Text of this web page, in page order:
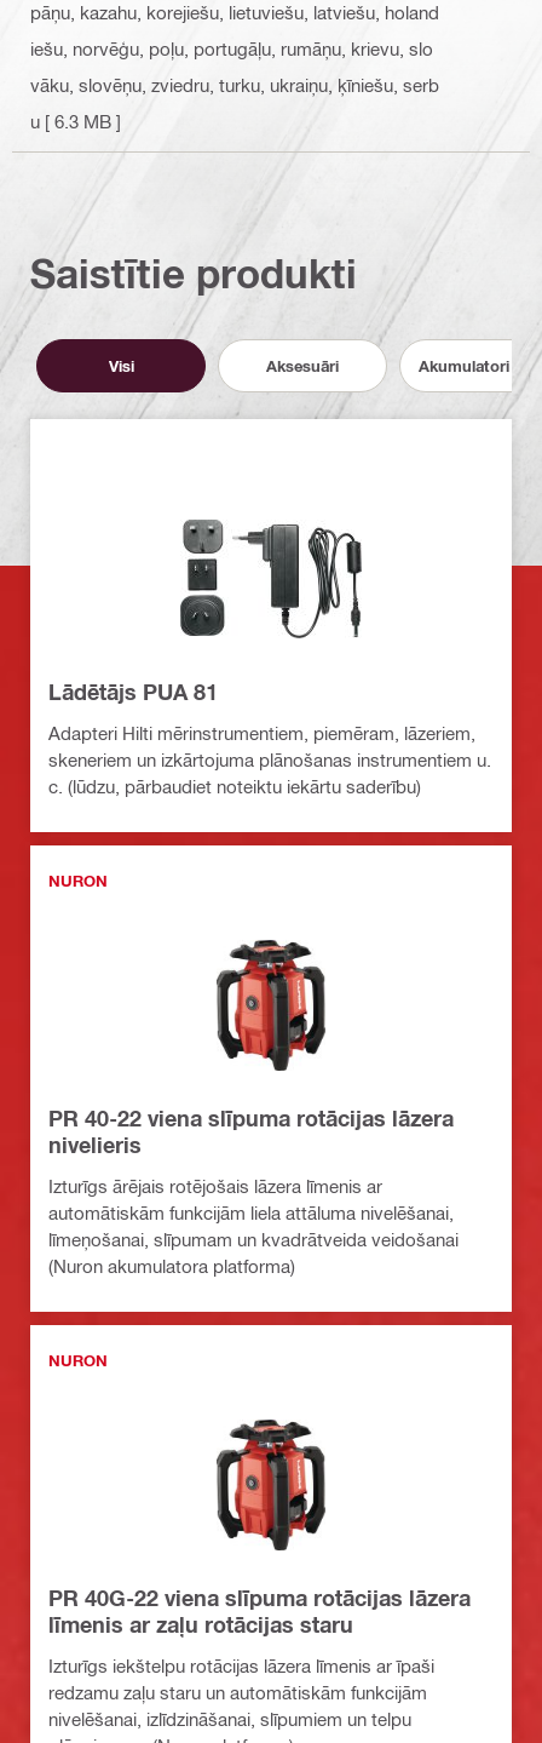
pāņu, kazahu, korejiešu, lietuviešu, latviešu, holand
iešu, norvēģu, poļu, portugāļu, rumāņu, krievu, slo
vāku, slovēņu, zviedru, turku, ukraiņu, ķīniešu, serb
u [ 6.3 MB ]
Saistītie produkti
Visi Aksesuāri Akumulatori un
Lādētājs PUA 81
Adapteri Hilti mērinstrumentiem, piemēram, lāzeriem,
skeneriem un izkārtojuma plānošanas instrumentiem u.
c. (lūdzu, pārbaudiet noteiktu iekārtu saderību)
NURON
PR 40-22 viena slīpuma rotācijas lāzera
nivelieris
Izturīgs ārējais rotējošais lāzera līmenis ar
automātiskām funkcijām liela attāluma nivelēšanai,
līmeņošanai, slīpumam un kvadrātveida veidošanai
(Nuron akumulatora platforma)
NURON
PR 40G-22 viena slīpuma rotācijas lāzera
līmenis ar zaļu rotācijas staru
Izturīgs iekštelpu rotācijas lāzera līmenis ar īpaši
redzamu zaļu staru un automātiskām funkcijām
nivelēšanai, izlīdzināšanai, slīpumiem un telpu